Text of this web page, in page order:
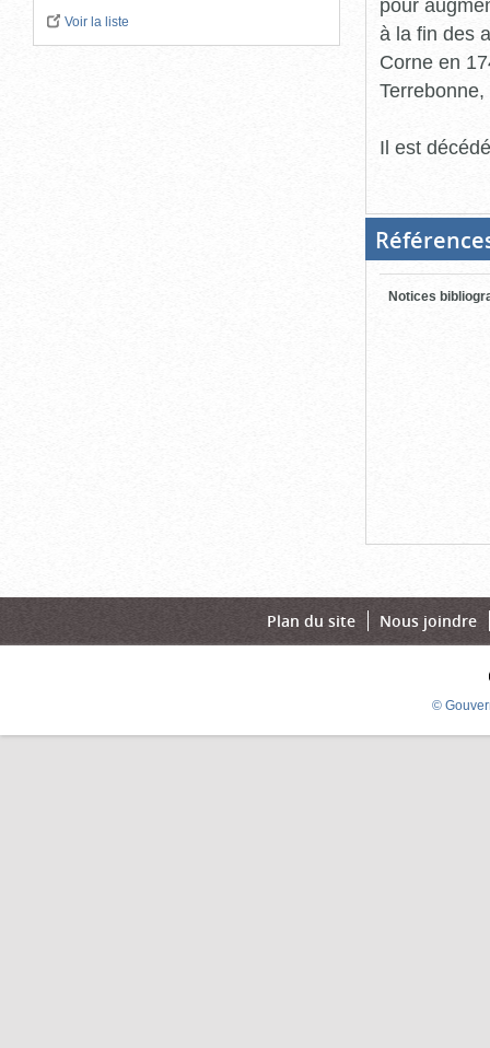
Voir la liste
à la fin des
Corne en
Il est
Notices
Plan du site Nous joindre
©